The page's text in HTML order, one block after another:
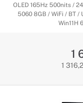
OLED 165Hz 500nits /
5060 8GB / WiFi / BT /
Win11H
1
1